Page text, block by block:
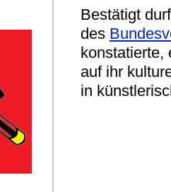
Bestätigt
des
konstatierte,
auf ihr
in